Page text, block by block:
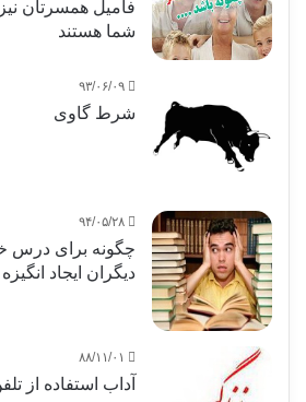
فامیل همسرتان
شما هستند
۹۳/۰۶/۰۹
شرط گاوی
۹۴/۰۵/۲۸
چگونه برای درس
دیگران ایجاد
۸۸/۱۱/۰۱
آداب استفاده از